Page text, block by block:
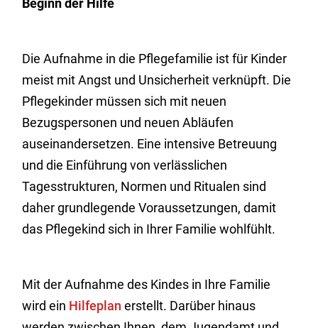
Beginn der Hilfe
Die Aufnahme in die Pflegefamilie ist für Kinder
meist mit Angst und Unsicherheit verknüpft. Die
Pflegekinder müssen sich mit neuen
Bezugspersonen und neuen Abläufen
auseinandersetzen. Eine intensive Betreuung
und die Einführung von verlässlichen
Tagesstrukturen, Normen und Ritualen sind
daher grundlegende Voraussetzungen, damit
das Pflegekind sich in Ihrer Familie wohlfühlt.
Mit der Aufnahme des Kindes in Ihre Familie
wird ein Hilfeplan erstellt. Darüber hinaus